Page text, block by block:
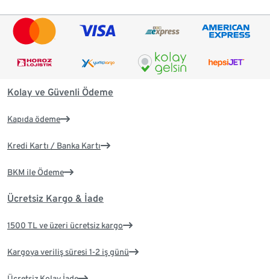
Kolay ve Güvenli Ödeme
Kapıda ödeme
Kredi Kartı / Banka Kartı
BKM ile Ödeme
Ücretsiz Kargo & İade
1500 TL ve üzeri ücretsiz kargo
Kargoya veriliş süresi 1-2 iş günü